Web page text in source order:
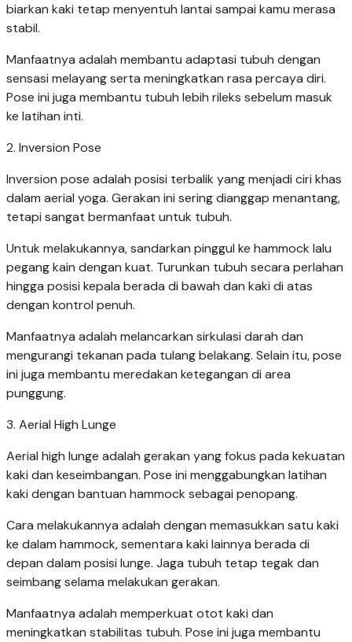
biarkan kaki tetap menyentuh lantai sampai kamu merasa
stabil.
Manfaatnya adalah membantu adaptasi tubuh dengan
sensasi melayang serta meningkatkan rasa percaya diri.
Pose ini juga membantu tubuh lebih rileks sebelum masuk
ke latihan inti.
2. Inversion Pose
Inversion pose adalah posisi terbalik yang menjadi ciri khas
dalam aerial yoga. Gerakan ini sering dianggap menantang,
tetapi sangat bermanfaat untuk tubuh.
Untuk melakukannya, sandarkan pinggul ke hammock lalu
pegang kain dengan kuat. Turunkan tubuh secara perlahan
hingga posisi kepala berada di bawah dan kaki di atas
dengan kontrol penuh.
Manfaatnya adalah melancarkan sirkulasi darah dan
mengurangi tekanan pada tulang belakang. Selain itu, pose
ini juga membantu meredakan ketegangan di area
punggung.
3. Aerial High Lunge
Aerial high lunge adalah gerakan yang fokus pada kekuatan
kaki dan keseimbangan. Pose ini menggabungkan latihan
kaki dengan bantuan hammock sebagai penopang.
Cara melakukannya adalah dengan memasukkan satu kaki
ke dalam hammock, sementara kaki lainnya berada di
depan dalam posisi lunge. Jaga tubuh tetap tegak dan
seimbang selama melakukan gerakan.
Manfaatnya adalah memperkuat otot kaki dan
meningkatkan stabilitas tubuh. Pose ini juga membantu